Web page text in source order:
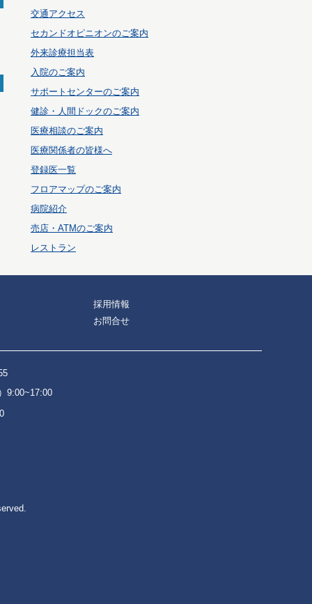
交通アクセス
セカンドオピニオンのご案内
外来診療担当表
入院のご案内
サポートセンターのご案内
健診・人間ドックのご案内
医療相談のご案内
医療関係者の皆様へ
登録医一覧
フロアマップのご案内
病院紹介
売店・ATMのご案内
レストラン
採用情報
お問合せ
9:00~17:00